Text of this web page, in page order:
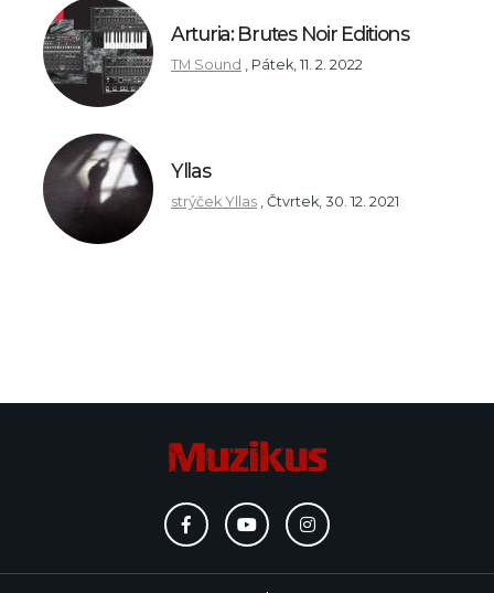
Arturia: Brutes Noir Editions
TM Sound Pátek, 11. 2. 2022
Yllas
strýček Yllas Čtvrtek, 30. 12. 2021